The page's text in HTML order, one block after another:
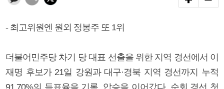
- 최고위원엔 원외 정봉주 또 1위
더불어민주당 차기 당 대표 선출을 위한 지역 경선에서 이
재명 후보가 21일 강원과 대구·경북 지역 경선까지 누적
91.70%의 득표율을 기록, 압승을 이어갔다. 순회 경선 첫